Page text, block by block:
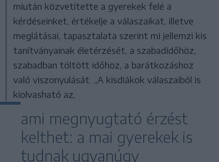
miután közvetítette a gyerekek felé a
kérdéseinket, értékelje a válaszaikat, illetve
meglátásai, tapasztalata szerint mi jellemzi kis
tanítványainak életérzését, a szabadidőhöz,
szabadban töltött időhöz, a barátkozáshoz
való viszonyulását. „A kisdiákok válaszaiból is
kiolvasható az,
ami megnyugtató érzést
kelthet: a mai gyerekek is
tudnak ugyanúgy